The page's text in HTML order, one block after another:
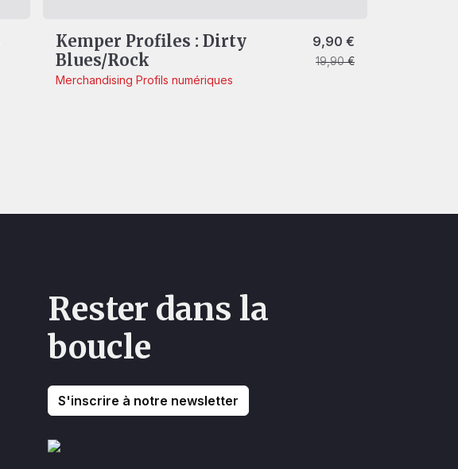
Kemper Profiles : Dirty
Blues/Rock
Merchandising Profils numériques
19,90€
Le prix initial était :
9,90 €
Le prix actuel est : 9,90
Rester dans la
boucle
S'inscrire à notre newsletter